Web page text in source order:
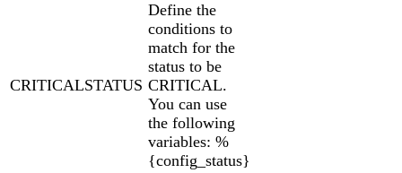
CRITICALSTATUS
Define the
conditions to
match for the
status to be
CRITICAL.
You can use
the following
variables: %
{config_status}